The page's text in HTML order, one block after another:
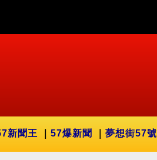
新聞王 57爆新聞 夢想街57號